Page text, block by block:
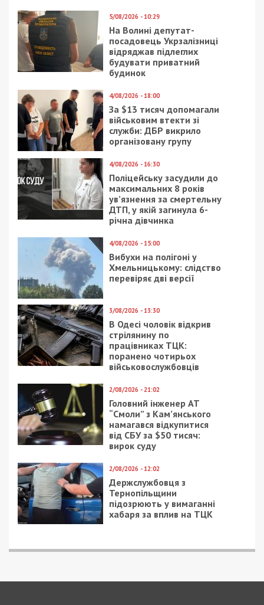
5/08/2026 - 10:29
На Волині депутат-
посадовець Укрзалізниці
відряджав підлеглих
будувати приватний
будинок
4/08/2026 - 18:00
За $13 тисяч допомагали
військовим втекти зі
служби: ДБР викрило
організовану групу
4/08/2026 - 16:30
Поліцейську засудили до
максимальних 8 років
ув’язнення за смертельну
ДТП, у якій загинула 6-
річна дівчинка
4/08/2026 - 15:00
Вибухи на полігоні у
Хмельницькому: слідство
перевіряє дві версії
3/08/2026 - 13:30
В Одесі чоловік відкрив
стрілянину по
працівниках ТЦК:
поранено чотирьох
військовослужбовців
2/08/2026 - 21:02
Головний інженер АТ
“Смоли” з Кам’янського
намагався відкупитися
від СБУ за $50 тисяч:
вирок суду
2/08/2026 - 12:02
Держслужбовця з
Тернопільщини
підозрюють у вимаганні
хабаря за вплив на ТЦК